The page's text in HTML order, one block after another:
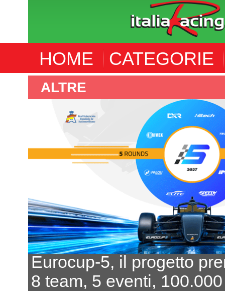
HOME CATEGORIE
ALTRE
Eurocup-5, il progetto
8 team, 5 eventi,